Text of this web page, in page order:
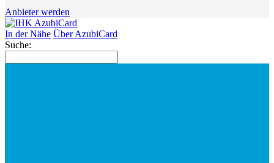
Anbieter werden
In der Nähe Über AzubiCard
Suche: